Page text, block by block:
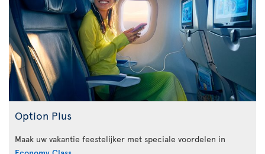
Option Plus
Maak uw vakantie feestelijker met speciale voordelen in